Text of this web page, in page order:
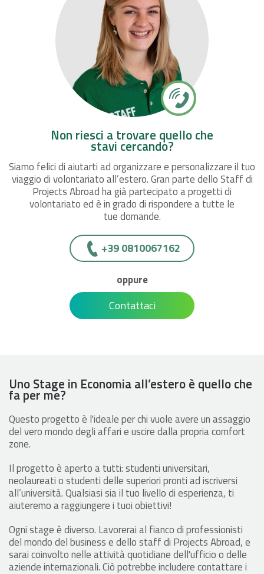
Non riesci a trovare quello che
stavi cercando?
Siamo felici di aiutarti ad organizzare e personalizzare il tuo
viaggio di volontariato all’estero. Gran parte dello Staff di
Projects Abroad ha già partecipato a progetti di
volontariato ed è in grado di rispondere a tutte le
tue domande.
+39 0810067162
oppure
Contattaci
Uno Stage in Economia all’estero è quello che
fa per me?
Questo progetto è l'ideale per chi vuole avere un assaggio
del vero mondo degli affari e uscire dalla propria comfort
zone.
Il progetto è aperto a tutti: studenti universitari,
neolaureati o studenti delle superiori pronti ad iscriversi
all’università. Qualsiasi sia il tuo livello di esperienza, ti
aiuteremo a raggiungere i tuoi obiettivi!
Ogni stage è diverso. Lavorerai al fianco di professionisti
del mondo del business e dello staff di Projects Abroad, e
sarai coinvolto nelle attività quotidiane dell'ufficio o delle
aziende internazionali. Ciò potrebbe includere contattare i